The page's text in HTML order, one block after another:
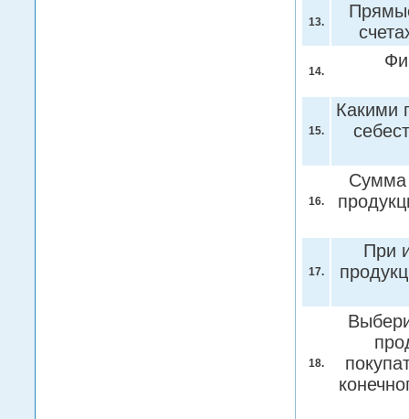
13.
14.
15.
Какими
16.
Сумма
17.
При
18.